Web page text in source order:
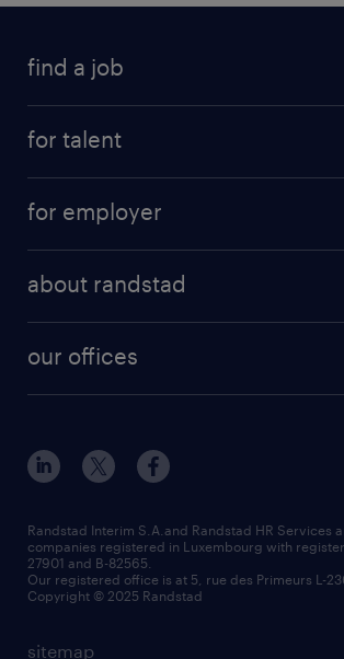
find a job
temp to perm
for talent
professional
rules for a good interview
refer a friend
for employer
submit a request
request a call back
HR news
about randstad
our values
be aware
randstad worldwide
our offices
Esch-sur-Alzette (rue de Luxembourg)
Strassen - RiseSmart
Strassen
Wiltz
sitemap
Randstad Interim S.A.and Randstad HR Services
companies registered in Luxembourg with
27901 and B-82565.
Our registered office is at 5, rue des Primeurs L-
Copyright © 2025 Randstad